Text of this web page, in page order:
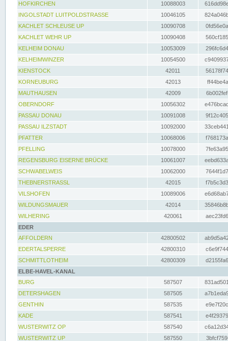
HOFKIRCHEN
10088003
INGOLSTADT LUITPOLDSTRASSE
10046105
KACHLET SCHLEUSE UP
10090708
KACHLET WEHR UP
10090408
KELHEIM DONAU
10053009
KELHEIMWINZER
10054500
KIENSTOCK
42011
KORNEUBURG
42013
MAUTHAUSEN
42009
OBERNDORF
10056302
PASSAU DONAU
10091008
PASSAU ILZSTADT
10092000
PFATTER
10068006
PFELLING
10078000
REGENSBURG EISERNE BRÜCKE
10061007
SCHWABELWEIS
10062000
THEBNERSTRASSL
42015
VILSHOFEN
10089006
WILDUNGSMAUER
42014
WILHERING
420061
EDER
AFFOLDERN
42800502
EDERTALSPERRE
42800310
SCHMITTLOTHEIM
42800309
ELBE-HAVEL-KANAL
BURG
587507
DETERSHAGEN
587505
GENTHIN
587535
KADE
587541
WUSTERWITZ OP
587540
WUSTERWITZ UP
587550